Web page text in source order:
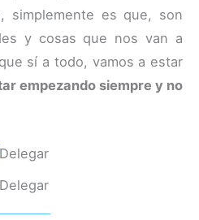
simplemente es que, son
y cosas que nos van a
sí a todo, vamos a estar
empezando siempre y no